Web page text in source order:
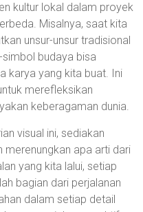
kultur lokal dalam proyek
Misalnya, saat kita
unsur-unsur tradisional
budaya bisa
karya yang kita buat. Ini
merefleksikan
keberagaman dunia.
visual ini, sediakan
merenungkan apa arti dari
yang kita lalui, setiap
bagian dari perjalanan
dalam setiap detail